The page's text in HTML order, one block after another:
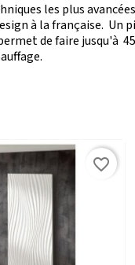
les plus
à la française. Un
de faire jusqu'à
favorite_border